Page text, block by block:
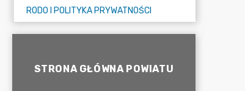
RODO I POLITYKA PRYWATNOŚCI
STRONA GŁÓWNA POWIATU